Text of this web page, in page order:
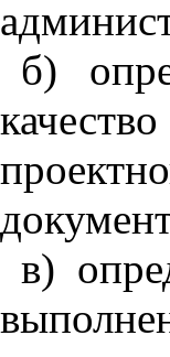
б)
в)